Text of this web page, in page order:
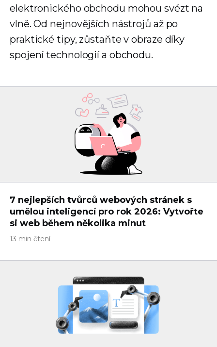
elektronického obchodu mohou svézt na
vlně. Od nejnovějších nástrojů až po
praktické tipy, zůstaňte v obraze díky
spojení technologií a obchodu.
7 nejlepších tvůrců webových stránek s
umělou inteligencí pro rok 2026: Vytvořte
si web během několika minut
13 min čtení